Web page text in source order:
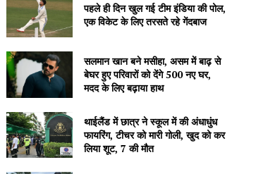
पहले ही दिन खुल गई टीम इंडिया की पोल,
एक विकेट के लिए तरसते रहे गेंदबाज
सलमान खान बने मसीहा, असम में बाढ़ से
बेघर हुए परिवारों को देंगे 500 नए घर,
मदद के लिए बढ़ाया हाथ
थाईलैंड में छात्र ने स्कूल में की अंधाधुंध
फायरिंग, टीचर को मारी गोली, खुद को कर
लिया शूट, 7 की मौत